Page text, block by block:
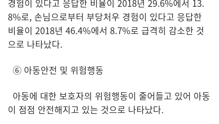
경험이 있다고 응답한 비율이 2018년 29.6%에서 13.
8%로, 손님으로부터 부당처우 경험이 있다고 응답한
비율이 2018년 46.4%에서 8.7%로 급격히 감소한 것
으로 나타났다.
⑥ 아동안전 및 위험행동
아동에 대한 보호자의 위험행동이 줄어들고 있어 아동
이 점점 안전해지고 있는 것으로 나타났다.